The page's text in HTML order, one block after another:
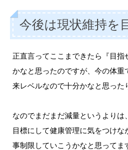
今後は現状維持を
正直言ってここまできたら『目指
かなと思ったのですが、今の体重
来レベルなので十分かなと思った
なのでまだまだ減量というよりは
目標にして健康管理に気をつけな
事制限していこうかなと思ってま